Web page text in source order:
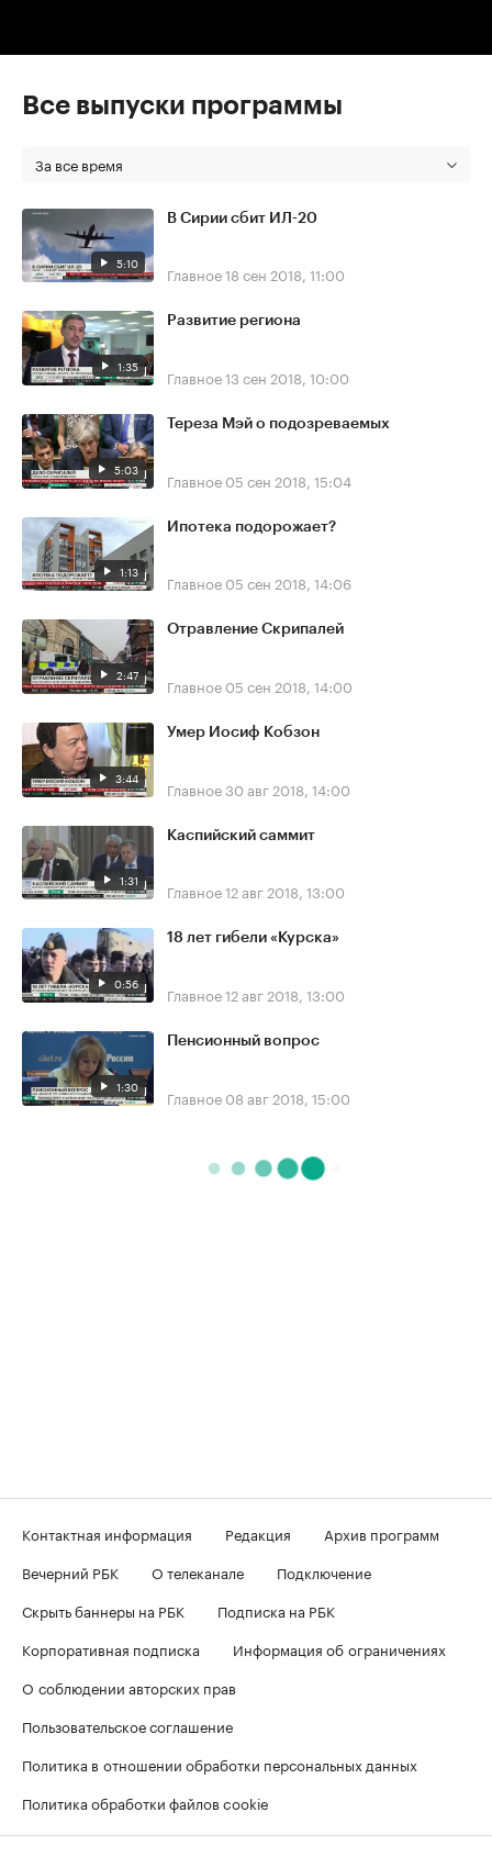
Все выпуски программы
За все время
5:10
В Сирии сбит ИЛ-20
Главное18 сен 2018, 11:00
1:35
Развитие региона
Главное13 сен 2018, 10:00
5:03
Тереза Мэй о подозреваемых
Главное 05 сен 2018, 15:04
1:13
Ипотека подорожает?
Главное 05 сен 2018, 14:06
2:47
Отравление Скрипалей
Главное 05 сен 2018, 14:00
3:44
Умер Иосиф Кобзон
Главное30 авг 2018, 14:00
1:31
Каспийский саммит
Главное12 авг 2018, 13:00
0:56
18 лет гибели «Курска»
Главное12 авг 2018, 13:00
1:30
Пенсионный вопрос
Главное 08 авг 2018, 15:00
Контактная информация Редакция
Архив программ
Вечерний РБК
О телеканале
Подключение
Скрыть баннеры на РБК
Подписка на РБК
Корпоративная подписка
Информация об ограничениях
О соблюдении авторских прав
Пользовательское соглашение
Политика в отношении обработки персональных данных
Политика обработки файлов cookie